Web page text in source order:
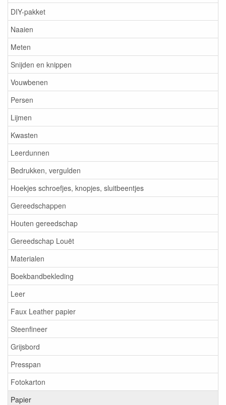
DIY-pakket
Naaien
Meten
Snijden en knippen
Vouwbenen
Persen
Lijmen
Kwasten
Leerdunnen
Bedrukken, vergulden
Hoekjes schroefjes, knopjes, sluitbeentjes
Gereedschappen
Houten gereedschap
Gereedschap Louët
Materialen
Boekbandbekleding
Leer
Faux Leather papier
Steenfineer
Grijsbord
Presspan
Fotokarton
Papier